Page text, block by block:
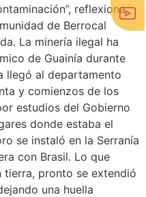
reflexiona
de Berrocal
La minería ilegal ha
de Guainía durante
llegó al departamento
y comienzos de los
estudios del Gobierno
donde estaba el
se instaló en la Serranía
con Brasil. Lo que
pronto se extendió
una huella